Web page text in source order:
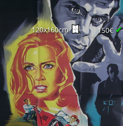
120x160cm 150€ ✔